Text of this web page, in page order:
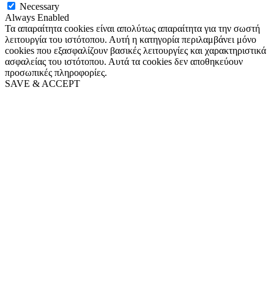
Necessary
Always Enabled
Τα απαραίτητα cookies είναι απολύτως απαραίτητα για την σωστή
λειτουργία του ιστότοπου. Αυτή η κατηγορία περιλαμβάνει μόνο
cookies που εξασφαλίζουν βασικές λειτουργίες και χαρακτηριστικά
ασφαλείας του ιστότοπου. Αυτά τα cookies δεν αποθηκεύουν
προσωπικές πληροφορίες.
SAVE & ACCEPT